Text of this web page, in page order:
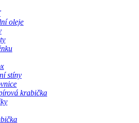
oleje
stíny
krabička